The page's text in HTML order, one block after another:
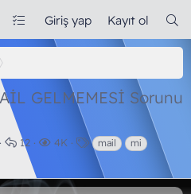
Giriş yap Kayıt ol
GELMEMESİ Sorunu
C
a
12
G
ü
4K
E
t
k
mail
mi